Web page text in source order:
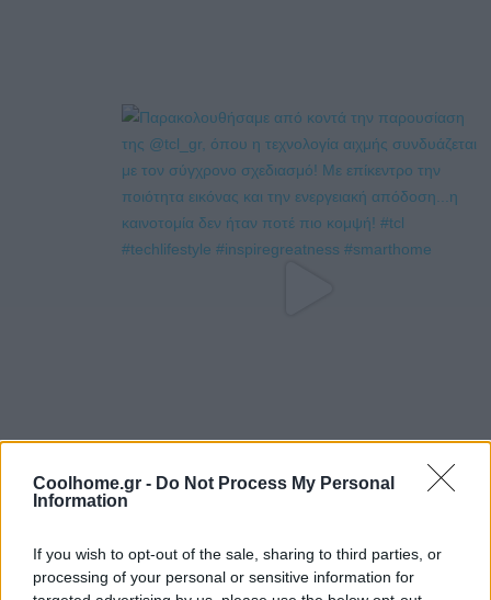
Coolhome.gr - Do Not Process My Personal
Information
If you wish to opt-out of the sale, sharing to third parties, or
processing of your personal or sensitive information for